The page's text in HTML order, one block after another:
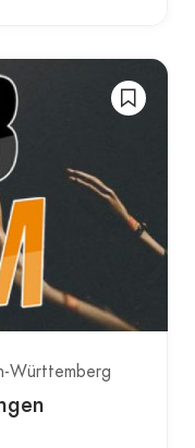
Württemberg